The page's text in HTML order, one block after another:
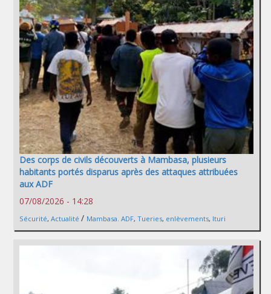
Des corps de civils découverts à Mambasa, plusieurs
habitants portés disparus après des attaques attribuées
aux ADF
07/08/2026 - 14:28
Sécurité, Actualité / Mambasa. ADF, Tueries, enlèvements, Ituri